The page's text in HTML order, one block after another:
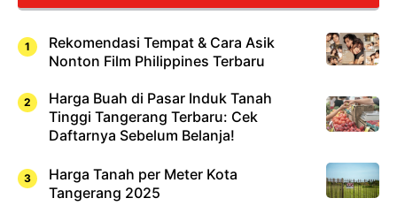
Rekomendasi Tempat & Cara Asik
Nonton Film Philippines Terbaru
Harga Buah di Pasar Induk Tanah
Tinggi Tangerang Terbaru: Cek
Daftarnya Sebelum Belanja!
Harga Tanah per Meter Kota
Tangerang 2025